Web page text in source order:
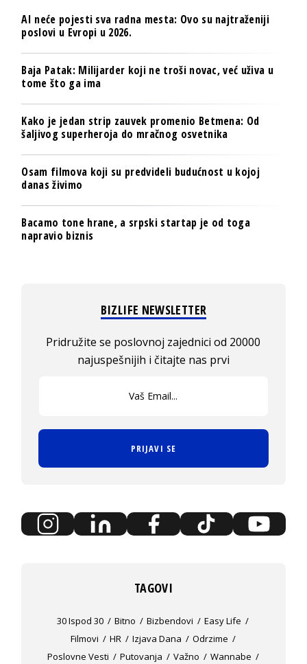
AI neće pojesti sva radna mesta: Ovo su najtraženiji
poslovi u Evropi u 2026.
Baja Patak: Milijarder koji ne troši novac, već uživa u
tome što ga ima
Kako je jedan strip zauvek promenio Betmena: Od
šaljivog superheroja do mračnog osvetnika
Osam filmova koji su predvideli budućnost u kojoj
danas živimo
Bacamo tone hrane, a srpski startap je od toga
napravio biznis
BIZLIFE NEWSLETTER
Pridružite se poslovnoj zajednici od 20000
najuspešnijih i čitajte nas prvi
PRIJAVI SE
TAGOVI
30 Ispod 30 Bitno Bizbendovi
Easy Life
Filmovi
HR Izjava Dana
Odrzime
Poslovne Vesti
Putovanja Važno
Wannabe